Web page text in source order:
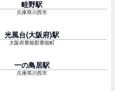
畦野駅
兵庫県川西市
光風台(大阪府)駅
大阪府豊能郡豊能町
一の鳥居駅
兵庫県川西市